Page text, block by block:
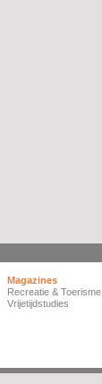
Magazines
Recreatie & Toerisme
Vrijetijdstudies